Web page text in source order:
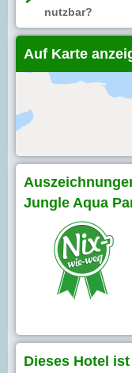
nutzbar?
Auf Karte
Jungle Aqua
Dieses Hotel